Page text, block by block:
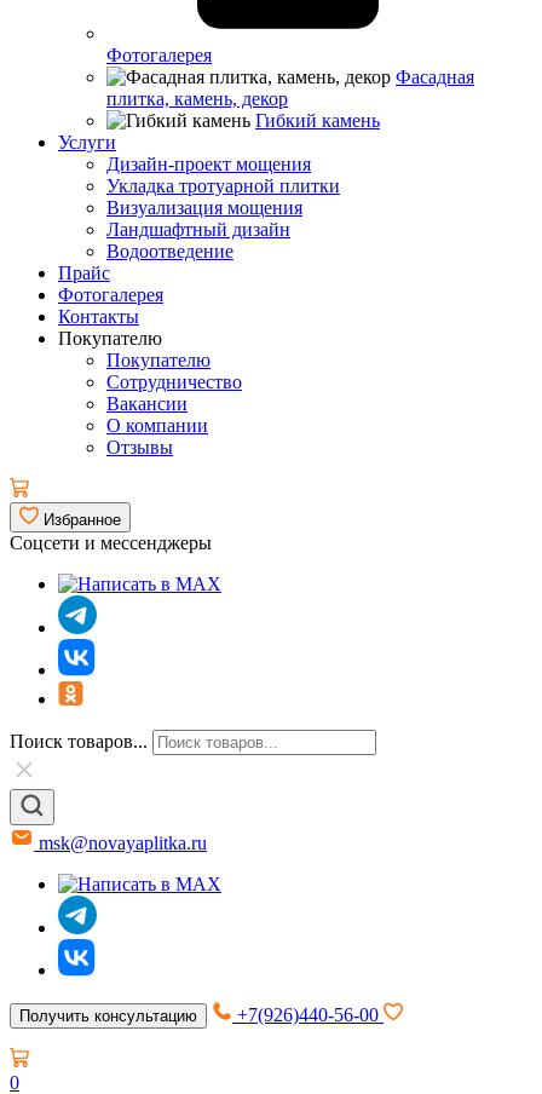
Фотогалерея
Фасадная
плитка, камень, декор
Гибкий камень
Услуги
Дизайн-проект мощения
Укладка тротуарной плитки
Визуализация мощения
Ландшафтный дизайн
Водоотведение
Прайс
Фотогалерея
Контакты
Покупателю
Покупателю
Сотрудничество
Вакансии
О компании
Отзывы
Избранное
Соцсети и мессенджеры
Поиск товаров...
msk@novayaplitka.ru
Получить консультацию +7(926)440-56-00
0